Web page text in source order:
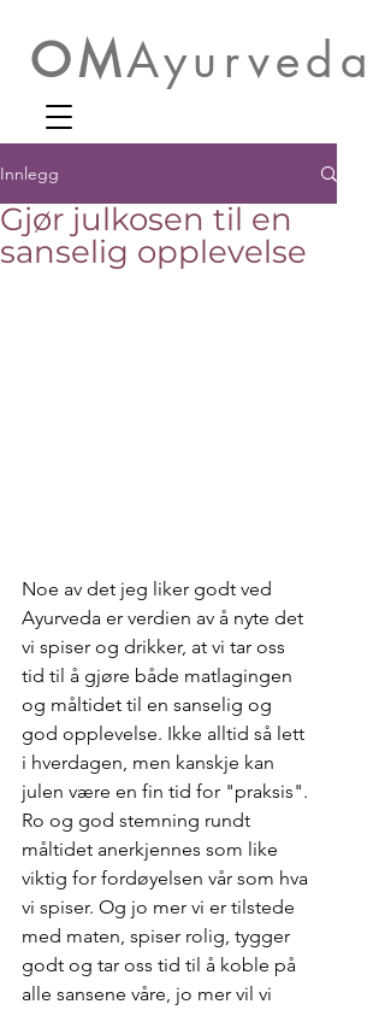
OMAyurveda
Innlegg
Gjør julkosen til en
sanselig opplevelse
Noe av det jeg liker godt ved
Ayurveda er verdien av å nyte det
vi spiser og drikker, at vi tar oss
tid til å gjøre både matlagingen
og måltidet til en sanselig og
god opplevelse. Ikke alltid så lett
i hverdagen, men kanskje kan
julen være en fin tid for "praksis".
Ro og god stemning rundt
måltidet anerkjennes som like
viktig for fordøyelsen vår som hva
vi spiser. Og jo mer vi er tilstede
med maten, spiser rolig, tygger
godt og tar oss tid til å koble på
alle sansene våre, jo mer vil vi